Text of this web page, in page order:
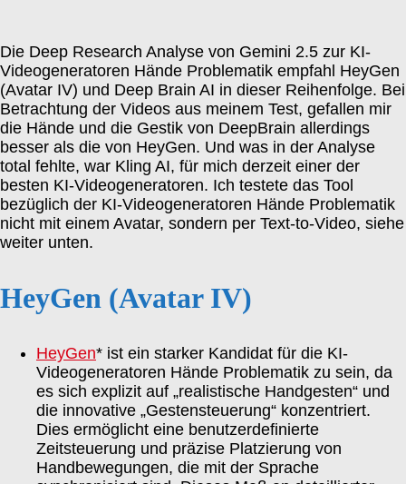
Die Deep Research Analyse von Gemini 2.5 zur KI-
Videogeneratoren Hände Problematik empfahl HeyGen
(Avatar IV) und Deep Brain AI in dieser Reihenfolge. Bei
Betrachtung der Videos aus meinem Test, gefallen mir
die Hände und die Gestik von DeepBrain allerdings
besser als die von HeyGen. Und was in der Analyse
total fehlte, war Kling AI, für mich derzeit einer der
besten KI-Videogeneratoren. Ich testete das Tool
bezüglich der KI-Videogeneratoren Hände Problematik
nicht mit einem Avatar, sondern per Text-to-Video, siehe
weiter unten.
HeyGen (Avatar IV)
HeyGen* ist ein starker Kandidat für die KI-
Videogeneratoren Hände Problematik zu sein, da
es sich explizit auf „realistische Handgesten“ und
die innovative „Gestensteuerung“ konzentriert.
Dies ermöglicht eine benutzerdefinierte
Zeitsteuerung und präzise Platzierung von
Handbewegungen, die mit der Sprache